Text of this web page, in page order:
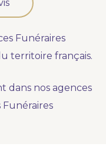
la cérémonie.
article en
Funéraires
territoire français.
dans nos agences
Funéraires